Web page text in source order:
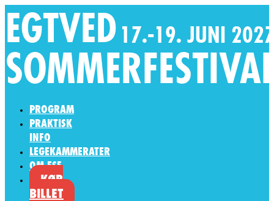
PROGRAM
PRAKTISK
INFO
LEGEKAMMERATER
OM ESF
KØB
BILLET